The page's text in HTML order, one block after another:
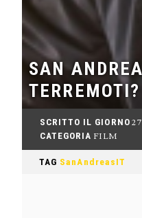
SAN
TERREMOTI?
SCRITTO IL GIORNO
CATEGORIA FILM
TAG SanAndreasIT